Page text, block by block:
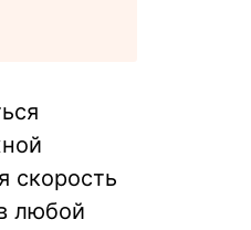
скорость
любой